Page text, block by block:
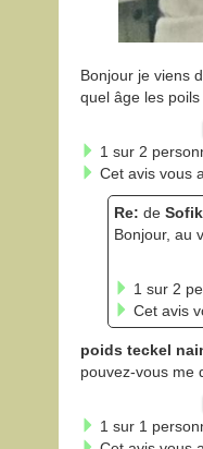
Bonjour je viens
quel âge les
1 sur 2
Cet avis vous
Re: de
Bonjour, au
1 sur 2
Cet avis
poids teckel
pouvez-vous me
1 sur 1